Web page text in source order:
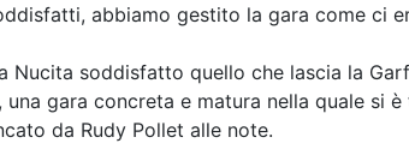
abbiamo gestito la gara come ci
Nucita soddisfatto quello che lascia la
gara concreta e matura nella quale si
da Rudy Pollet alle note.